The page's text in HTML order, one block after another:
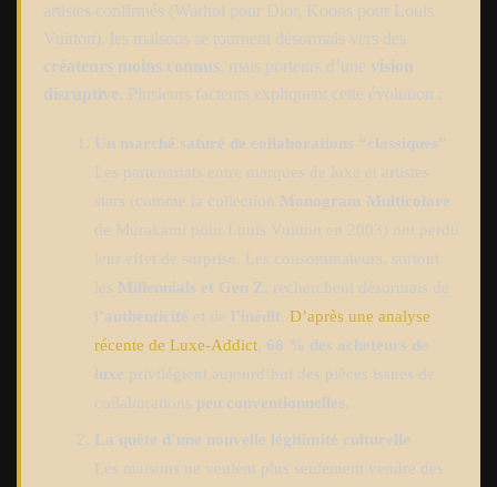
artistes confirmés (Warhol pour Dior, Koons pour Louis
Vuitton), les maisons se tournent désormais vers des
créateurs moins connus , mais porteurs d’une vision
disruptive . Plusieurs facteurs expliquent cette évolution :
Un marché saturé de collaborations “classiques”
Les partenariats entre marques de luxe et artistes
stars (comme la collection Monogram Multicolore
de Murakami pour Louis Vuitton en 2003) ont perdu
leur effet de surprise. Les consommateurs, surtout
les Millennials et Gen Z, recherchent désormais de
l’authenticité et de l’inédit D’après une analyse
récente de Luxe-Addict, 68 % des acheteurs de
luxe privilégient aujourd’hui des pièces issues de
collaborations peu conventionnelles
La quête d’une nouvelle légitimité culturelle
Les maisons ne veulent plus seulement vendre des